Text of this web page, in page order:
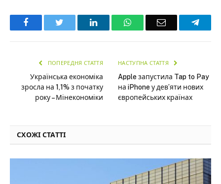
Facebook LinkedInWhatsAppEmail
ПОПЕРЕДНЯ СТАТТЯ
Українська економіка
зросла на 1,1% з початку
року – Мінекономіки
НАСТУПНА СТАТТЯ
Apple запустила Tap to Pay
на iPhone у дев’яти нових
європейських країнах
СХОЖІ СТАТТІ